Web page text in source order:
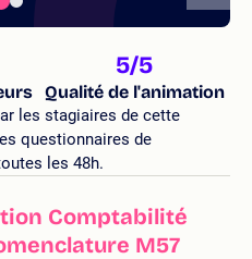
5/5
Qualité de l'animation
les stagiaires de cette
questionnaires de
les 48h.
Comptabilité
M57